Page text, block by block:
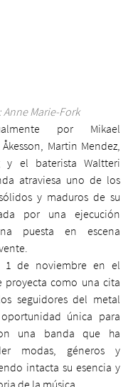
Anne Marie-Fork
por Mikael
Martin Mendez,
y el baterista Waltteri
atraviesa uno de los
y maduros de su
por una ejecución
puesta en escena
1 de noviembre en el
proyecta como una cita
seguidores del metal
única para
una banda que ha
modas, géneros y
intacta su esencia y